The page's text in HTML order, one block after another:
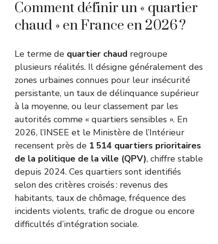
Comment définir un « quartier
chaud » en France en 2026 ?
Le terme de quartier chaud regroupe
plusieurs réalités. Il désigne généralement des
zones urbaines connues pour leur insécurité
persistante, un taux de délinquance supérieur
à la moyenne, ou leur classement par les
autorités comme « quartiers sensibles ». En
2026, l’INSEE et le Ministère de l’Intérieur
recensent près de 1 514 quartiers prioritaires
de la politique de la ville (QPV), chiffre stable
depuis 2024. Ces quartiers sont identifiés
selon des critères croisés : revenus des
habitants, taux de chômage, fréquence des
incidents violents, trafic de drogue ou encore
difficultés d’intégration sociale.